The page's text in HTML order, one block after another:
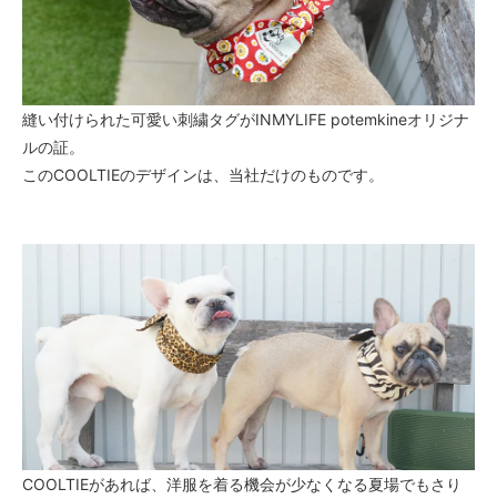
縫い付けられた可愛い刺繍タグがINMYLIFE potemkineオリジナ
ルの証。
このCOOLTIEのデザインは、当社だけのものです。
COOLTIEがあれば、洋服を着る機会が少なくなる夏場でもさり